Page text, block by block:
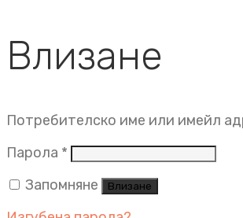
Влизане
Потребителско име или имейл
Парола * Задължително
Запомняне
Влизане